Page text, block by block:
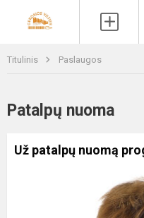
Titulinis Paslaugos
Patalpų nuoma
Už patalpų nuomą